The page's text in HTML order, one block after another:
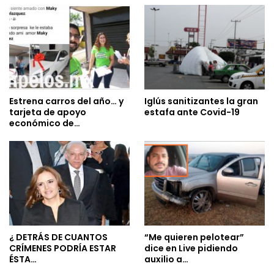
Estrena carros del año… y
tarjeta de apoyo
económico de…
Iglús sanitizantes la gran
estafa ante Covid-19
¿ DETRÁS DE CUANTOS
CRÍMENES PODRÍA ESTAR
ÉSTA…
“Me quieren pelotear”
dice en Live pidiendo
auxilio a…